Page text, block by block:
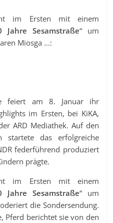
im Ersten mit einem
Jahre Sesamstraße“ um
Miosga …:
feiert am 8. Januar ihr
im Ersten, bei KiKA,
ARD Mediathek. Auf den
startete das erfolgreiche
federführend produziert
prägte.
im Ersten mit einem
Jahre Sesamstraße“ um
die Sondersendung.
Pferd berichtet sie von den